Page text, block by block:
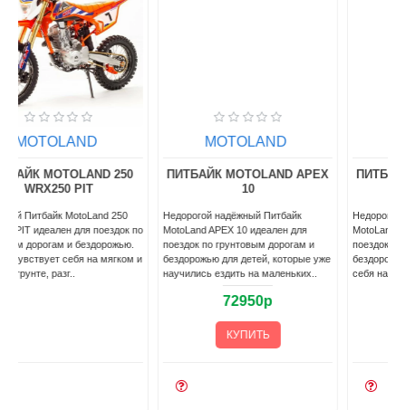
MOTOLAND
ПИТБАЙК MOTOLAND APEX
Недорогой надёжный Питбайк
MotoLand APEX 10 идеален для
поездок по грунтовым дорогам и
бездорожью для детей, которые уже
научились ездить на маленьких..
MOTOLAND
ПИТБАЙК MOTOLAND APEX
Недорогой надёжный питбайк
MotoLand APEX 125 идеален для
поездок по грунтовым дорогам и
бездорожью. Хорошо чувствует
себя на мягком и среднем грунте, ..